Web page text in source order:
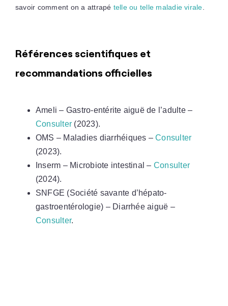
savoir comment on a attrapé telle ou telle maladie virale
Références scientifiques et
recommandations officielles
Ameli – Gastro-entérite aiguë de l’adulte –
Consulter (2023).
OMS – Maladies diarrhéiques –Consulter
(2023).
Inserm – Microbiote intestinal – Consulter
(2024).
SNFGE (Société savante d’hépato-
gastroentérologie) – Diarrhée aiguë –
Consulter.